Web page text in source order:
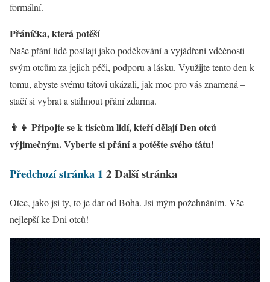
formální.
Přáníčka, která potěší
Naše přání lidé posílají jako poděkování a vyjádření vděčnosti
svým otcům za jejich péči, podporu a lásku. Využijte tento den k
tomu, abyste svému tátovi ukázali, jak moc pro vás znamená –
stačí si vybrat a stáhnout přání zdarma.
👨‍👧 Připojte se k tisícům lidí, kteří dělají Den otců
výjimečným. Vyberte si přání a potěšte svého tátu!
Předchozí stránka 12Další stránka
Otec, jako jsi ty, to je dar od Boha. Jsi mým požehnáním. Vše
nejlepší ke Dni otců!